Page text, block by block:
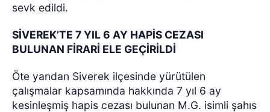
sevk edildi.
SİVEREK’TE 7 YIL 6 AY HAPİS CEZASI
BULUNAN FİRARİ ELE GEÇİRİLDİ
Öte yandan Siverek ilçesinde yürütülen
çalışmalar kapsamında hakkında 7 yıl 6 ay
kesinleşmiş hapis cezası bulunan M.G. isimli şahıs